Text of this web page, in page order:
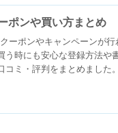
ポンや買い方まとめ
ーポンやキャンペーンが行
う時にも安心な登録方法や
ミ・評判をまとめました。